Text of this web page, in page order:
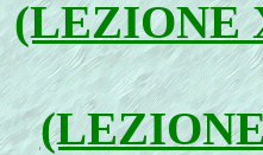
(LEZIONE